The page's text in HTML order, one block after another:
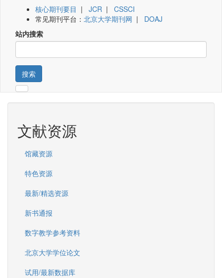
核心期刊要目 | JCR | CSSCI
常见期刊平台： 北京大学期刊网 | DOAJ
站内搜索
搜索
文献资源
馆藏资源
特色资源
最新/精选资源
新书通报
数字教学参考资料
北京大学学位论文
试用/最新数据库